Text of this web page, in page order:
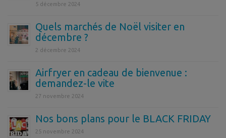
5 décembre 2024
Quels marchés de Noël visiter en
décembre ?
2 décembre 2024
Airfryer en cadeau de bienvenue :
demandez-le vite
27 novembre 2024
Nos bons plans pour le BLACK FRIDAY
25 novembre 2024